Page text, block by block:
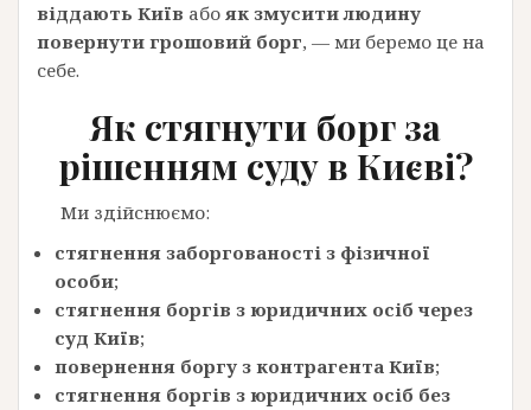
віддають Київ або як змусити людину
повернути грошовий борг, — ми беремо це на
себе.
Як стягнути борг за
рішенням суду в Києві?
Ми здійснюємо:
стягнення заборгованості з фізичної
особи;
стягнення боргів з юридичних осіб через
суд Київ;
повернення боргу з контрагента Київ;
стягнення боргів з юридичних осіб без